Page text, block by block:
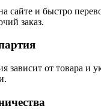
сайте и быстро
заказ.
зависит от товара и